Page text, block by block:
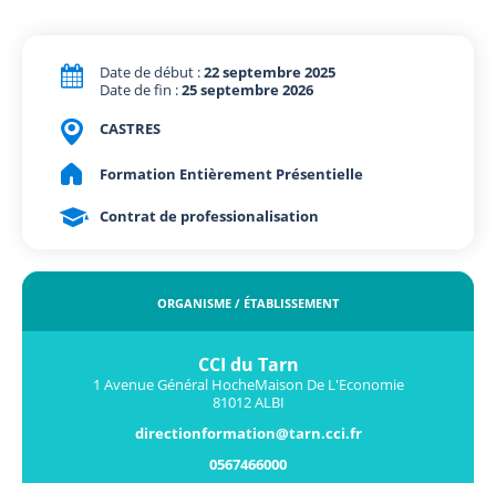
Date de début :22 septembre 2025
Date de fin :25 septembre 2026
CASTRES
Formation Entièrement Présentielle
Contrat de professionalisation
ORGANISME / ÉTABLISSEMENT
CCI du Tarn
1 Avenue Général HocheMaison De L'Economie
81012 ALBI
directionformation@tarn.cci.fr
0567466000